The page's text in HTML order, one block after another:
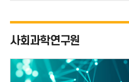
사회과학연구원